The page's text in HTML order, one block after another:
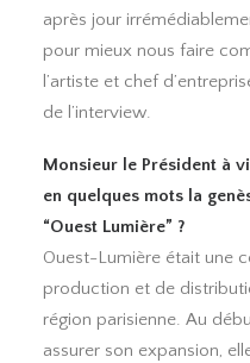
après jour
pour mieux nous faire
l’artiste et chef
de l’interview.
Monsieur le Président à
en quelques mots la
“Ouest Lumière” ?
Ouest-Lumière était une
production et de
région parisienne. Au
assurer son expansion,